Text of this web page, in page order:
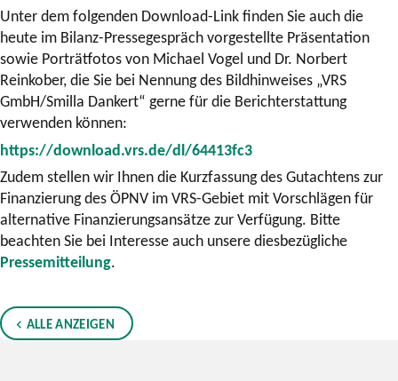
Unter dem folgenden Download-Link finden Sie auch die
heute im Bilanz-Pressegespräch vorgestellte Präsentation
sowie Porträtfotos von Michael Vogel und Dr. Norbert
Reinkober, die Sie bei Nennung des Bildhinweises „VRS
GmbH/Smilla Dankert“ gerne für die Berichterstattung
verwenden können:
https://download.vrs.de/dl/64413fc3
Zudem stellen wir Ihnen die Kurzfassung des Gutachtens zur
Finanzierung des ÖPNV im VRS-Gebiet mit Vorschlägen für
alternative Finanzierungsansätze zur Verfügung. Bitte
beachten Sie bei Interesse auch unsere diesbezügliche
Pressemitteilung.
ALLE ANZEIGEN